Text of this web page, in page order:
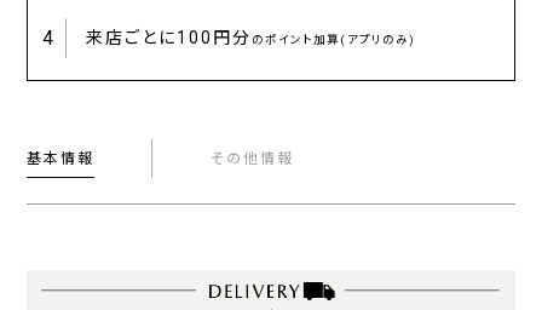
4 来店ごとに100円分 のポイント加算(アプリのみ)
基本情報 その他情報